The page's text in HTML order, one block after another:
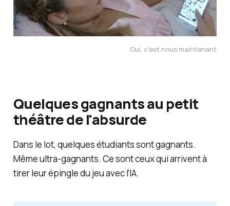
Oui, c'est nous maintenant
Quelques gagnants au petit
théâtre de l'absurde
Dans le lot, quelques étudiants sont gagnants.
Mêmeultra-gagnants. Ce sont ceux qui arrivent à
tirer leur épingle du jeu avec l'IA.